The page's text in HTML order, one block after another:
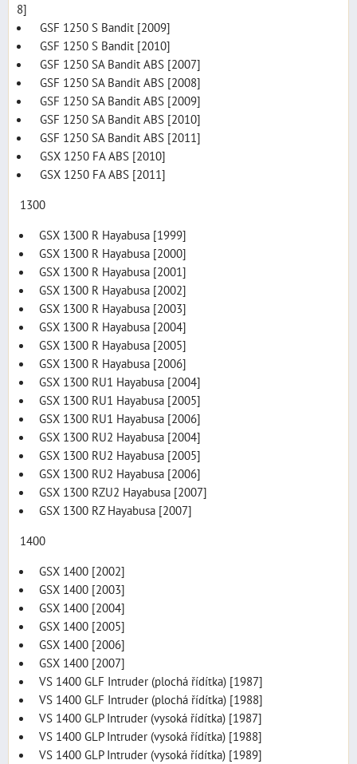
8]
GSF 1250 S Bandit [2009]
GSF 1250 S Bandit [2010]
GSF 1250 SA Bandit ABS [2007]
GSF 1250 SA Bandit ABS [2008]
GSF 1250 SA Bandit ABS [2009]
GSF 1250 SA Bandit ABS [2010]
GSF 1250 SA Bandit ABS [2011]
GSX 1250 FA ABS [2010]
GSX 1250 FA ABS [2011]
1300
GSX 1300 R Hayabusa [1999]
GSX 1300 R Hayabusa [2000]
GSX 1300 R Hayabusa [2001]
GSX 1300 R Hayabusa [2002]
GSX 1300 R Hayabusa [2003]
GSX 1300 R Hayabusa [2004]
GSX 1300 R Hayabusa [2005]
GSX 1300 R Hayabusa [2006]
GSX 1300 RU1 Hayabusa [2004]
GSX 1300 RU1 Hayabusa [2005]
GSX 1300 RU1 Hayabusa [2006]
GSX 1300 RU2 Hayabusa [2004]
GSX 1300 RU2 Hayabusa [2005]
GSX 1300 RU2 Hayabusa [2006]
GSX 1300 RZU2 Hayabusa [2007]
GSX 1300 RZ Hayabusa [2007]
1400
GSX 1400 [2002]
GSX 1400 [2003]
GSX 1400 [2004]
GSX 1400 [2005]
GSX 1400 [2006]
GSX 1400 [2007]
VS 1400 GLF Intruder (plochá řídítka) [1987]
VS 1400 GLF Intruder (plochá řídítka) [1988]
VS 1400 GLP Intruder (vysoká řídítka) [1987]
VS 1400 GLP Intruder (vysoká řídítka) [1988]
VS 1400 GLP Intruder (vysoká řídítka) [1989]